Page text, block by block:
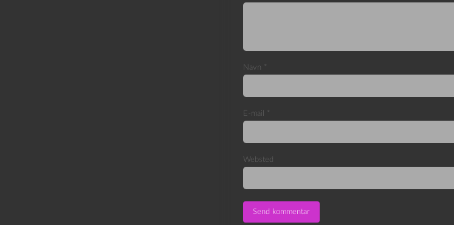
Navn *
E-mail *
Websted